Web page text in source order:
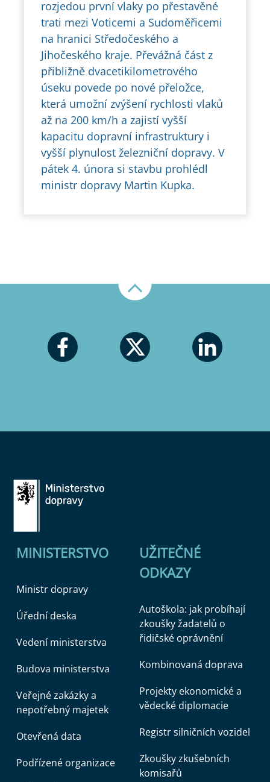
rozjedou první vlaky po přestavěné
trati mezi Voticemi a Sudoměřicemi
na hranici Středočeského a
Jihočeského kraje. Převážná část z
přibližně dvacetikilometrového
úseku povede po nové přeložce,
která umožní zvýšení rychlosti vlaků
až na 200 km/h a zajistí vyšší
kapacitu dopravní infrastruktury i
vyšší plynulost železniční dopravy. V
pátek 4. února si stavbu prohlédl
ministr dopravy Martin Kupka.
MINISTERSTVO
Ministr dopravy
Úřední deska
Vedení ministerstva
Budova ministerstva
Veřejné zakázky a
nepotřebný majetek
Otevřená data
Podřízené organizace
UŽITEČNÉ
ODKAZY
Autoškola: jak probíhají
zkoušky žadatelů o
řidičské oprávnění
Kombinovaná doprava
Projekty ekonomické a
vědecké diplomacie
Registr silničních vozidel
Zkoušky zkušebních
komisařů